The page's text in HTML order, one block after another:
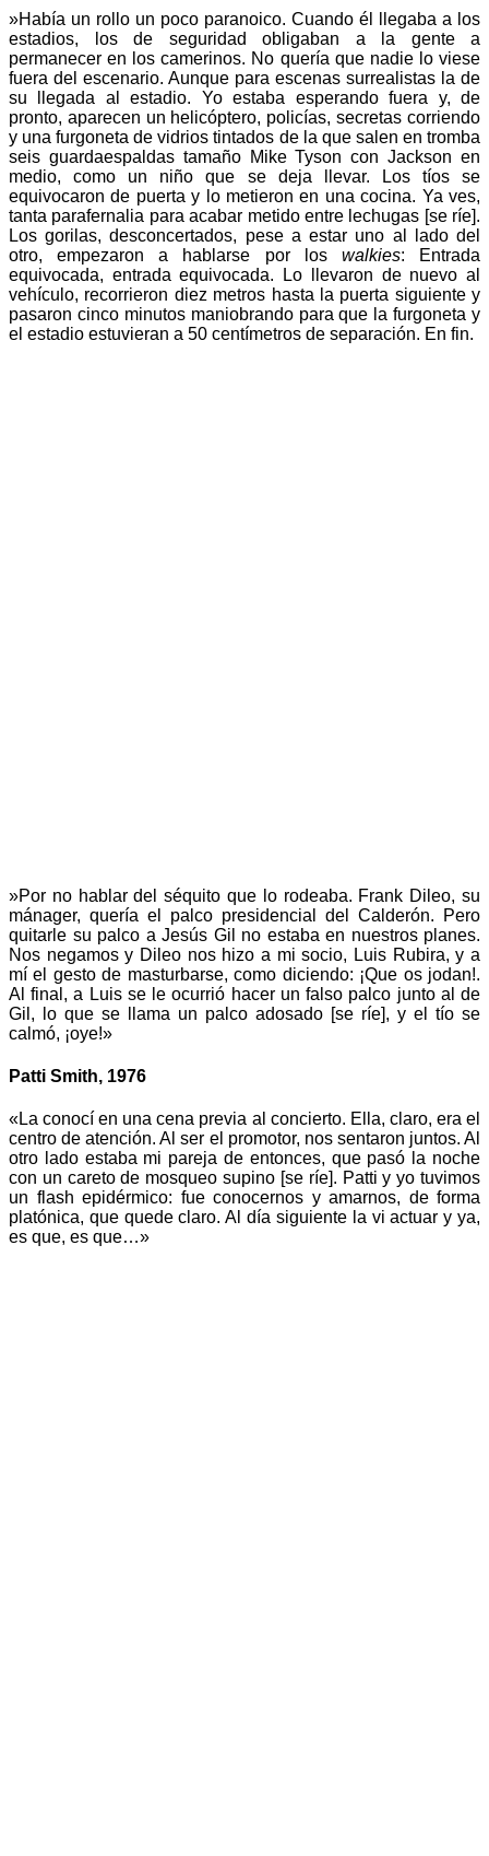
»Había un rollo un poco paranoico. Cuando él llegaba a los
estadios, los de seguridad obligaban a la gente a
permanecer en los camerinos. No quería que nadie lo viese
fuera del escenario. Aunque para escenas surrealistas la de
su llegada al estadio. Yo estaba esperando fuera y, de
pronto, aparecen un helicóptero, policías, secretas corriendo
y una furgoneta de vidrios tintados de la que salen en tromba
seis guardaespaldas tamaño Mike Tyson con Jackson en
medio, como un niño que se deja llevar. Los tíos se
equivocaron de puerta y lo metieron en una cocina. Ya ves,
tanta parafernalia para acabar metido entre lechugas [se ríe].
Los gorilas, desconcertados, pese a estar uno al lado del
otro, empezaron a hablarse por loswalkies: Entrada
equivocada, entrada equivocada. Lo llevaron de nuevo al
vehículo, recorrieron diez metros hasta la puerta siguiente y
pasaron cinco minutos maniobrando para que la furgoneta y
el estadio estuvieran a 50 centímetros de separación. En fin.
»Por no hablar del séquito que lo rodeaba. Frank Dileo, su
mánager, quería el palco presidencial del Calderón. Pero
quitarle su palco a Jesús Gil no estaba en nuestros planes.
Nos negamos y Dileo nos hizo a mi socio, Luis Rubira, y a
mí el gesto de masturbarse, como diciendo: ¡Que os jodan!.
Al final, a Luis se le ocurrió hacer un falso palco junto al de
Gil, lo que se llama un palco adosado [se ríe], y el tío se
calmó, ¡oye!»
Patti Smith, 1976
«La conocí en una cena previa al concierto. Ella, claro, era el
centro de atención. Al ser el promotor, nos sentaron juntos. Al
otro lado estaba mi pareja de entonces, que pasó la noche
con un careto de mosqueo supino [se ríe]. Patti y yo tuvimos
un flash epidérmico: fue conocernos y amarnos, de forma
platónica, que quede claro. Al día siguiente la vi actuar y ya,
es que, es que…»